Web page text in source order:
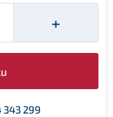
+
343 299